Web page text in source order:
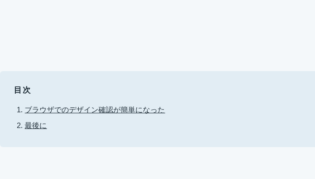
目次
ブラウザでのデザイン確認が簡単になった
最後に